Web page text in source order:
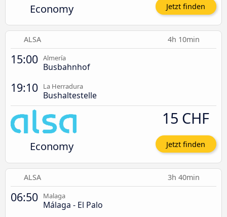
Economy Jetzt finden
ALSA 4h 10min
15:00 Almería
Busbahnhof
19:10 La Herradura
Bushaltestelle
Economy
15 CHF
Jetzt finden
ALSA 3h 40min
06:50 Malaga
Málaga - El Palo